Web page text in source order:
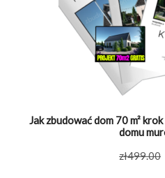
Jak zbudować dom 70 m²
domu
zł499.00